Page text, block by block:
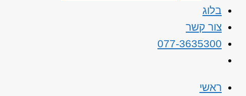
בלוג
צור קשר
077-3635300
ראשי